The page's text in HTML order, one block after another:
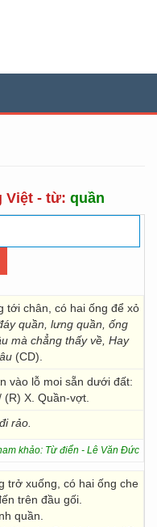
Việt - từ: quần
tới chân, có hai ống để xỏ
quần, lưng quần, ống
mà chẳng thấy về, Hay
(CD).
vào lỗ moi sẵn dưới đất:
(R) X. Quần-vợt.
rảo.
khảo: Từ điển - Lê Văn Đức
trở xuống, có hai ống che
trên đầu gối.
quần.